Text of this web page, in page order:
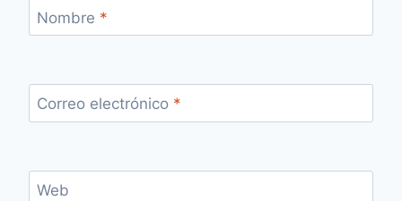
Nombre *
Correo electrónico *
Web